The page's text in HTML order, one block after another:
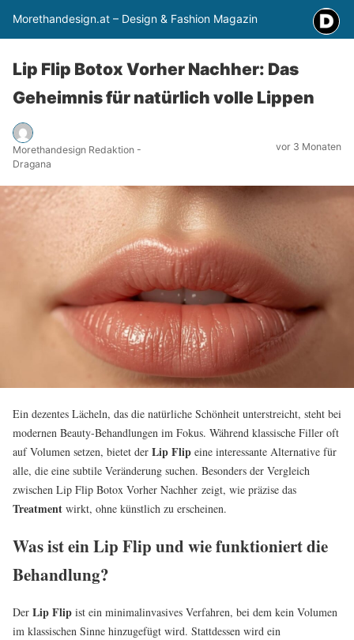
Morethandesign.at – Design & Fashion Magazin
Lip Flip Botox Vorher Nachher: Das
Geheimnis für natürlich volle Lippen
Morethandesign Redaktion -
Dragana
vor 3 Monaten
Ein dezentes Lächeln, das die natürliche Schönheit unterstreicht, steht bei
modernen Beauty-Behandlungen im Fokus. Während klassische Filler oft
auf Volumen setzen, bietet der Lip Flip eine interessante Alternative für
alle, die eine subtile Veränderung suchen. Besonders der Vergleich
zwischen Lip Flip Botox Vorher Nachher zeigt, wie präzise das
Treatment wirkt, ohne künstlich zu erscheinen.
Was ist ein Lip Flip und wie funktioniert die
Behandlung?
Der Lip Flip ist ein minimalinvasives Verfahren, bei dem kein Volumen
im klassischen Sinne hinzugefügt wird. Stattdessen wird ein